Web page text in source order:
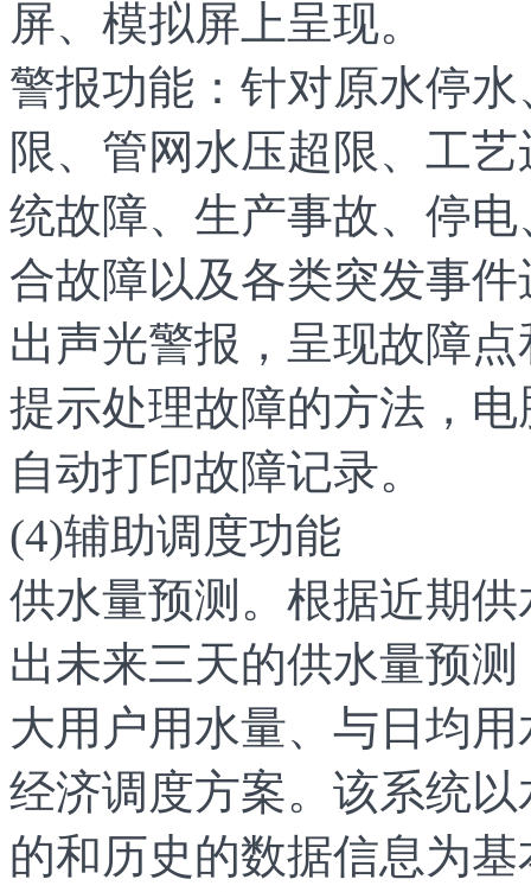
屏、模拟屏上呈现。
警报功能：针对原水停
限、管网水压超限、工
统故障、生产事故、停
合故障以及各类突发事
出声光警报，呈现故障
提示处理故障的方法，
自动打印故障记录。
(4)辅助调度功能
供水量预测。根据近期
出未来三天的供水量预
大用户用水量、与日均
经济调度方案。该系统
的和历史的数据信息为